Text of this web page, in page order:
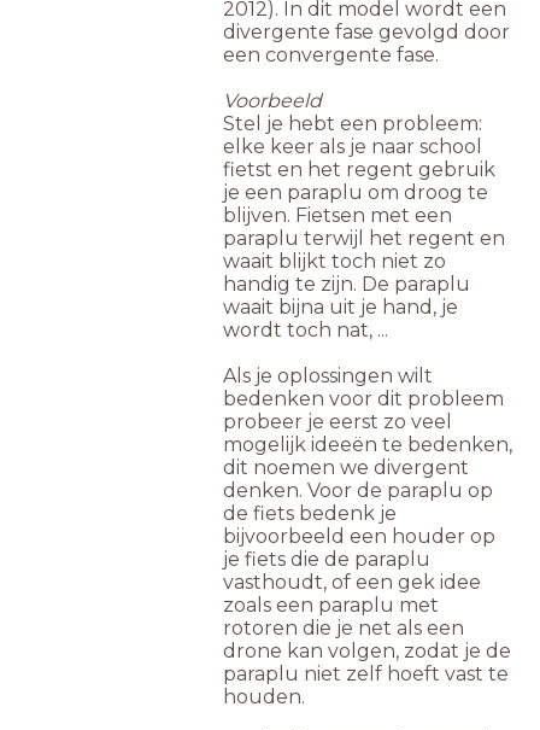
2012). In dit model wordt een
divergente fase gevolgd door
een convergente fase.
Voorbeeld
Stel je hebt een probleem:
elke keer als je naar school
fietst en het regent gebruik
je een paraplu om droog te
blijven. Fietsen met een
paraplu terwijl het regent en
waait blijkt toch niet zo
handig te zijn. De paraplu
waait bijna uit je hand, je
wordt toch nat, ...
Als je oplossingen wilt
bedenken voor dit probleem
probeer je eerst zo veel
mogelijk ideeën te bedenken,
dit noemen we divergent
denken. Voor de paraplu op
de fiets bedenk je
bijvoorbeeld een houder op
je fiets die de paraplu
vasthoudt, of een gek idee
zoals een paraplu met
rotoren die je net als een
drone kan volgen, zodat je de
paraplu niet zelf hoeft vast te
houden.